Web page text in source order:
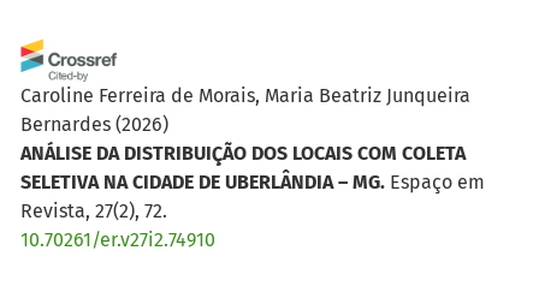
Caroline Ferreira de Morais, Maria Beatriz Junqueira
Bernardes (2026)
ANÁLISE DA DISTRIBUIÇÃO DOS LOCAIS COM COLETA
SELETIVA NA CIDADE DE UBERLÂNDIA – MG. Espaço em
Revista, 27(2), 72.
10.70261/er.v27i2.74910